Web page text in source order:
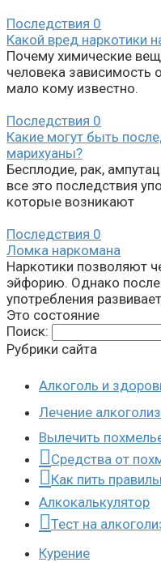
Последствия 0
Какой вред наркотики
Почему химические
человека зависимость
мало кому известно.
Последствия 0
Какие могут быть
марихуаны?
Бесплодие, рак,
все это последствия
которые возникают
Последствия 0
Ломка наркомана
Наркотики позволяют
эйфорию. Однако
употребления
Это состояние
Поиск:
Рубрики сайта
Алкоголь и
Лечение
Вылечить
Средства от
Как пить
Алкокалькулятор
Тест на
Курение